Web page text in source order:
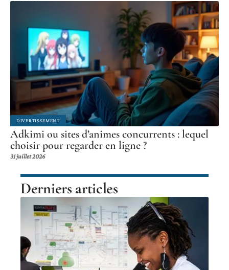
DIVERTISSEMENT
Adkimi ou sites d’animes concurrents : lequel
choisir pour regarder en ligne ?
31 juillet 2026
Derniers articles